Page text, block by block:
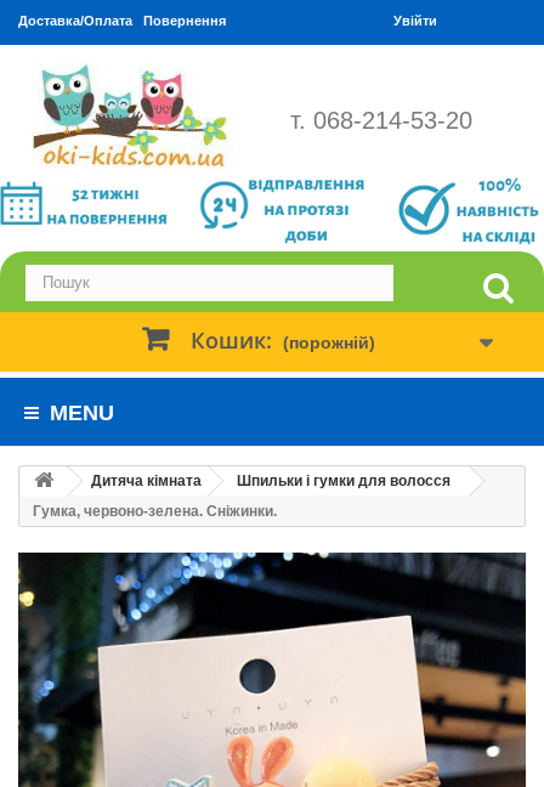
Доставка/Оплата Повернення Увійти
т. 068-214-53-20
Кошик: (порожній)
MENU
Дитяча кімната
Шпильки і гумки для волосся
Гумка, червоно-зелена. Сніжинки.